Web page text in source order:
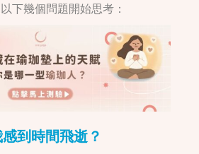
下幾個問題開始思考：
到時間飛逝？